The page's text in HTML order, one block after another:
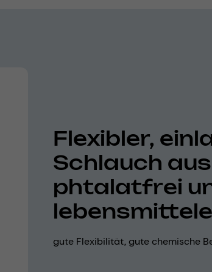
Flexibler,
Schlauch
phtalatfrei
gute Flexibilität, gute chemische